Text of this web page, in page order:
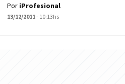
Por iProfesional
13/12/2011- 10:13hs